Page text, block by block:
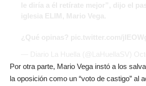
Por otra parte, Mario Vega instó a los
la oposición como un “voto de castigo” al